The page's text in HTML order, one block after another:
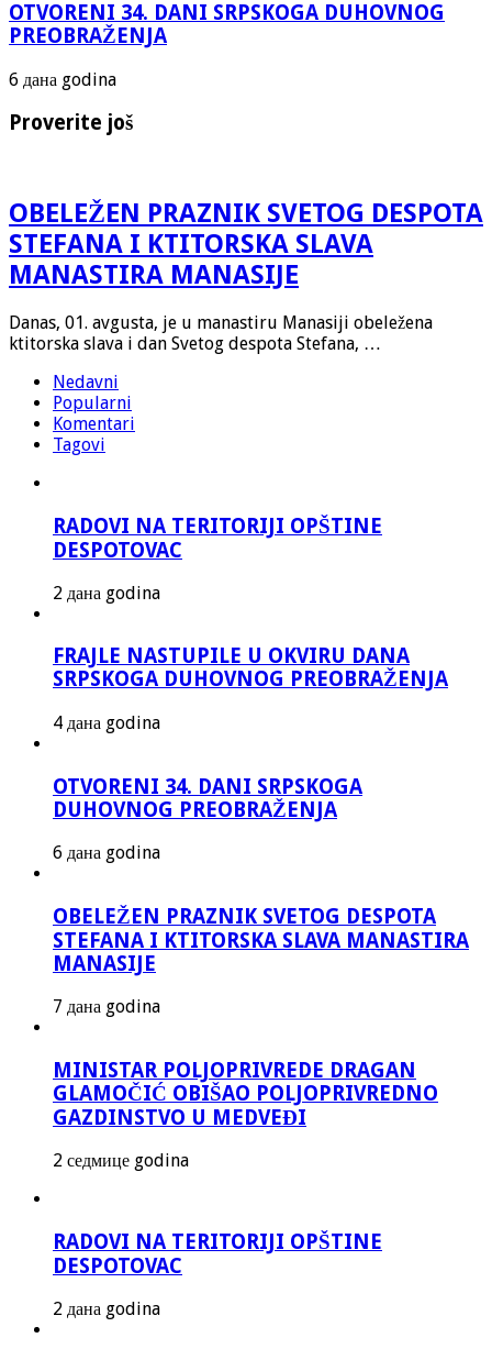
OTVORENI 34. DANI SRPSKOGA DUHOVNOG
PREOBRAŽENJA
6 дана godina
Proverite još
OBELEŽEN PRAZNIK SVETOG DESPOTA
STEFANA I KTITORSKA SLAVA
MANASTIRA MANASIJE
Danas, 01. avgusta, je u manastiru Manasiji obeležena
ktitorska slava i dan Svetog despota Stefana, …
Nedavni
Popularni
Komentari
Tagovi
RADOVI NA TERITORIJI OPŠTINE
DESPOTOVAC
2 дана godina
FRAJLE NASTUPILE U OKVIRU DANA
SRPSKOGA DUHOVNOG PREOBRAŽENJA
4 дана godina
OTVORENI 34. DANI SRPSKOGA
DUHOVNOG PREOBRAŽENJA
6 дана godina
OBELEŽEN PRAZNIK SVETOG DESPOTA
STEFANA I KTITORSKA SLAVA MANASTIRA
MANASIJE
7 дана godina
MINISTAR POLJOPRIVREDE DRAGAN
GLAMOČIĆ OBIŠAO POLJOPRIVREDNO
GAZDINSTVO U MEDVEĐI
2 седмице godina
RADOVI NA TERITORIJI OPŠTINE
DESPOTOVAC
2 дана godina